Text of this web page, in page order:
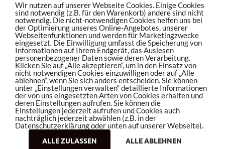
Wir nutzen auf unserer Webseite Cookies. Einige Cookies
sind notwendig (z.B. für den Warenkorb) andere sind nicht
notwendig. Die nicht-notwendigen Cookies helfen uns bei
der Optimierung unseres Online-Angebotes, unserer
Webseitenfunktionen und werden für Marketingzwecke
eingesetzt. Die Einwilligung umfasst die Speicherung von
Informationen auf Ihrem Endgerät, das Auslesen
personenbezogener Daten sowie deren Verarbeitung.
Klicken Sie auf „Alle akzeptieren“, um in den Einsatz von
nicht notwendigen Cookies einzuwilligen oder auf „Alle
ablehnen“, wenn Sie sich anders entscheiden. Sie können
unter „Einstellungen verwalten“ detaillierte Informationen
der von uns eingesetzten Arten von Cookies erhalten und
deren Einstellungen aufrufen. Sie können die
Einstellungen jederzeit aufrufen und Cookies auch
nachträglich jederzeit abwählen (z.B. in der
Datenschutzerklärung oder unten auf unserer Webseite).
ALLE ZULASSEN
ALLE ABLEHNEN